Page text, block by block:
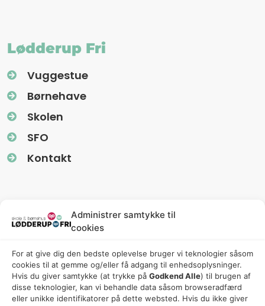
Administrer samtykke til
cookies
For at give dig den bedste oplevelse bruger vi teknologier såsom
cookies til at gemme og/eller få adgang til enhedsoplysninger.
Hvis du giver samtykke (at trykke på Godkend Alle) til brugen af ​​
disse teknologier, kan vi behandle data såsom browseradfærd
eller unikke identifikatorer på dette websted. Hvis du ikke giver
Lødderup Fri
Vuggestue
Børnehave
Skolen
SFO
Kontakt
Information
Nyhedsbreve (Uglereden)
Fredagsbreve (Friskolen)
Privatlivspolitik
Cookiepolitik